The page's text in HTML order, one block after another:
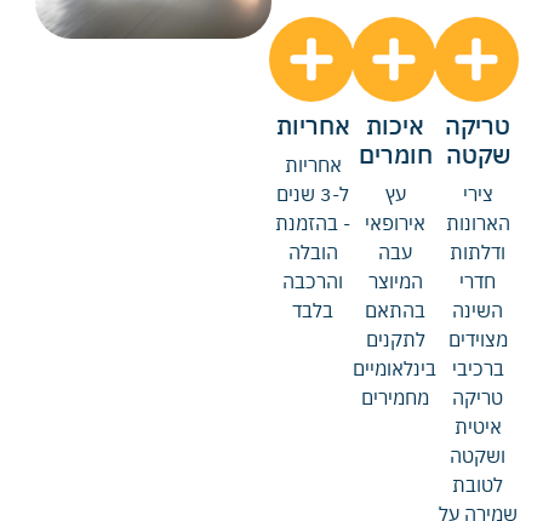
טריקה
שקטה
צירי
הארונות
ודלתות
חדרי
השינה
מצוידים
ברכיבי
טריקה
איטית
ושקטה
לטובת
שמירה על
איכות
חומרים
עץ
אירופאי
עבה
המיוצר
בהתאם
לתקנים
בינלאומיים
מחמירים
אחריות
אחריות
ל-3 שנים
- בהזמנת
הובלה
והרכבה
בלבד